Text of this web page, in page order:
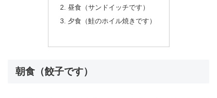
昼食（サンドイッチです）
夕食（鮭のホイル焼きです）
朝食（餃子です）